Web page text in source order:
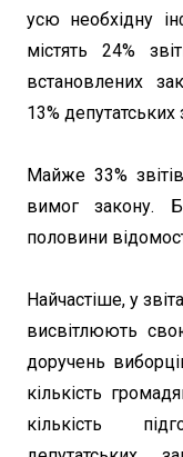
усю необхідну
містять 24%
встановлених
13% депутатських
Майже 33%
вимог закону.
половини
Найчастіше, у
висвітлюють
доручень
кількість
кількість